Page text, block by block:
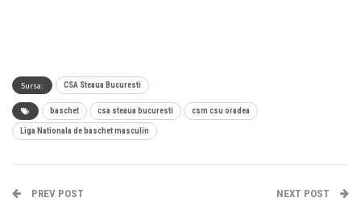
Sursa: CSA Steaua Bucuresti
baschet csa steaua bucuresti csm csu oradea
Liga Nationala de baschet masculin
PREV POST NEXT POST